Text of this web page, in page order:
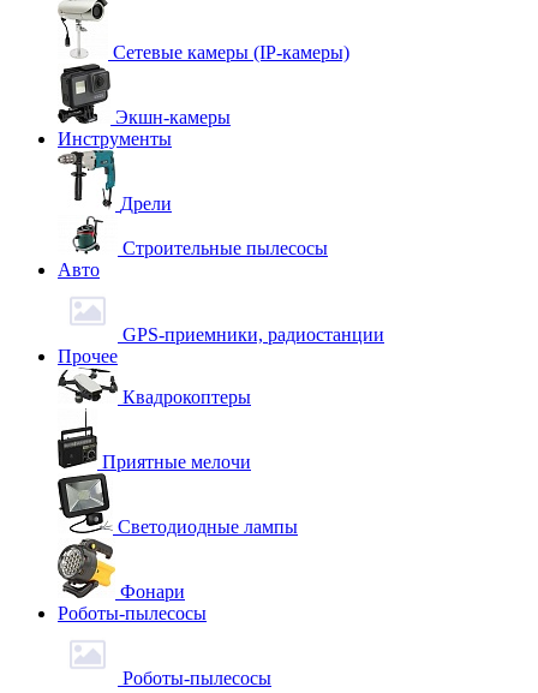
Сетевые камеры (IP-камеры)
Экшн-камеры
Инструменты
Дрели
Строительные пылесосы
Авто
GPS-приемники, радиостанции
Прочее
Квадрокоптеры
Приятные мелочи
Светодиодные лампы
Фонари
Роботы-пылесосы
Роботы-пылесосы